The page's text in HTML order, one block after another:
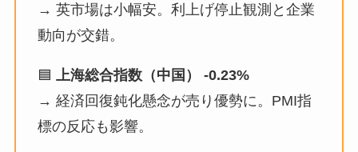
→ 英市場は小幅安。利上げ停止観測と企業
動向が交錯。
🟦
上海総合指数（中国） -0.23%
→ 経済回復鈍化懸念が売り優勢に。PMI指
標の反応も影響。